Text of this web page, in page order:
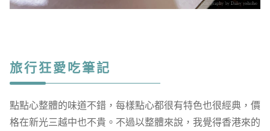
旅行狂愛吃筆記
點點心整體的味道不錯，每樣點心都很有特色也很經典，價
格在新光三越中也不貴。不過以整體來說，我覺得香港來的